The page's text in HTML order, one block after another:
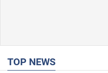
TOP NEWS